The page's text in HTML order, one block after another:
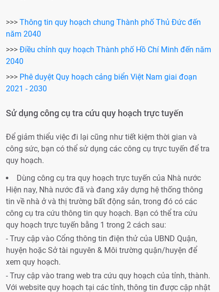
>>> Thông tin quy hoạch chung Thành phố Thủ Đức đến
năm 2040
>>> Điều chỉnh quy hoạch Thành phố Hồ Chí Minh đến năm
2040
>>> Phê duyệt Quy hoạch cảng biển Việt Nam giai đoạn
2021 - 2030
Sử dụng công cụ tra cứu quy hoạch trực tuyến
Để giảm thiểu việc đi lại cũng như tiết kiệm thời gian và
công sức, bạn có thể sử dụng các công cụ trực tuyến để tra
quy hoạch.
Dùng công cụ tra quy hoạch trực tuyến của Nhà nước
Hiện nay, Nhà nước đã và đang xây dựng hệ thống thông
tin về nhà ở và thị trường bất động sản, trong đó có các
công cụ tra cứu thông tin quy hoạch. Bạn có thể tra cứu
quy hoạch trực tuyến bằng 1 trong 2 cách sau:
- Truy cập vào Cổng thông tin điện thử của UBND Quận,
huyện hoặc Sở tài nguyên & Môi trường quận/huyện để
xem quy hoạch.
- Truy cập vào trang web tra cứu quy hoạch của tỉnh, thành.
Với website quy hoạch tại các tỉnh, thông tin được cập nhật